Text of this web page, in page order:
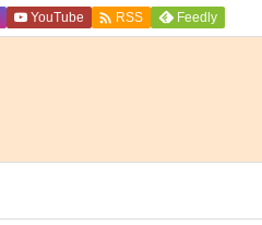
YouTube  RSS Feedly